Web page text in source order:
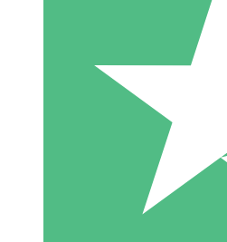
Individuella
Betala per användning med
1
10